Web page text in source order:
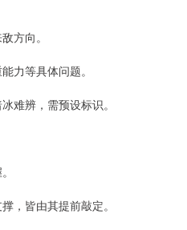
方向。
力等具体问题。
难辨，需预设标识。
，皆由其提前敲定。